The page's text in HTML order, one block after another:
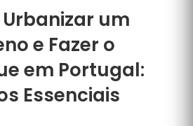
um
e Fazer o
em Portugal:
Essenciais